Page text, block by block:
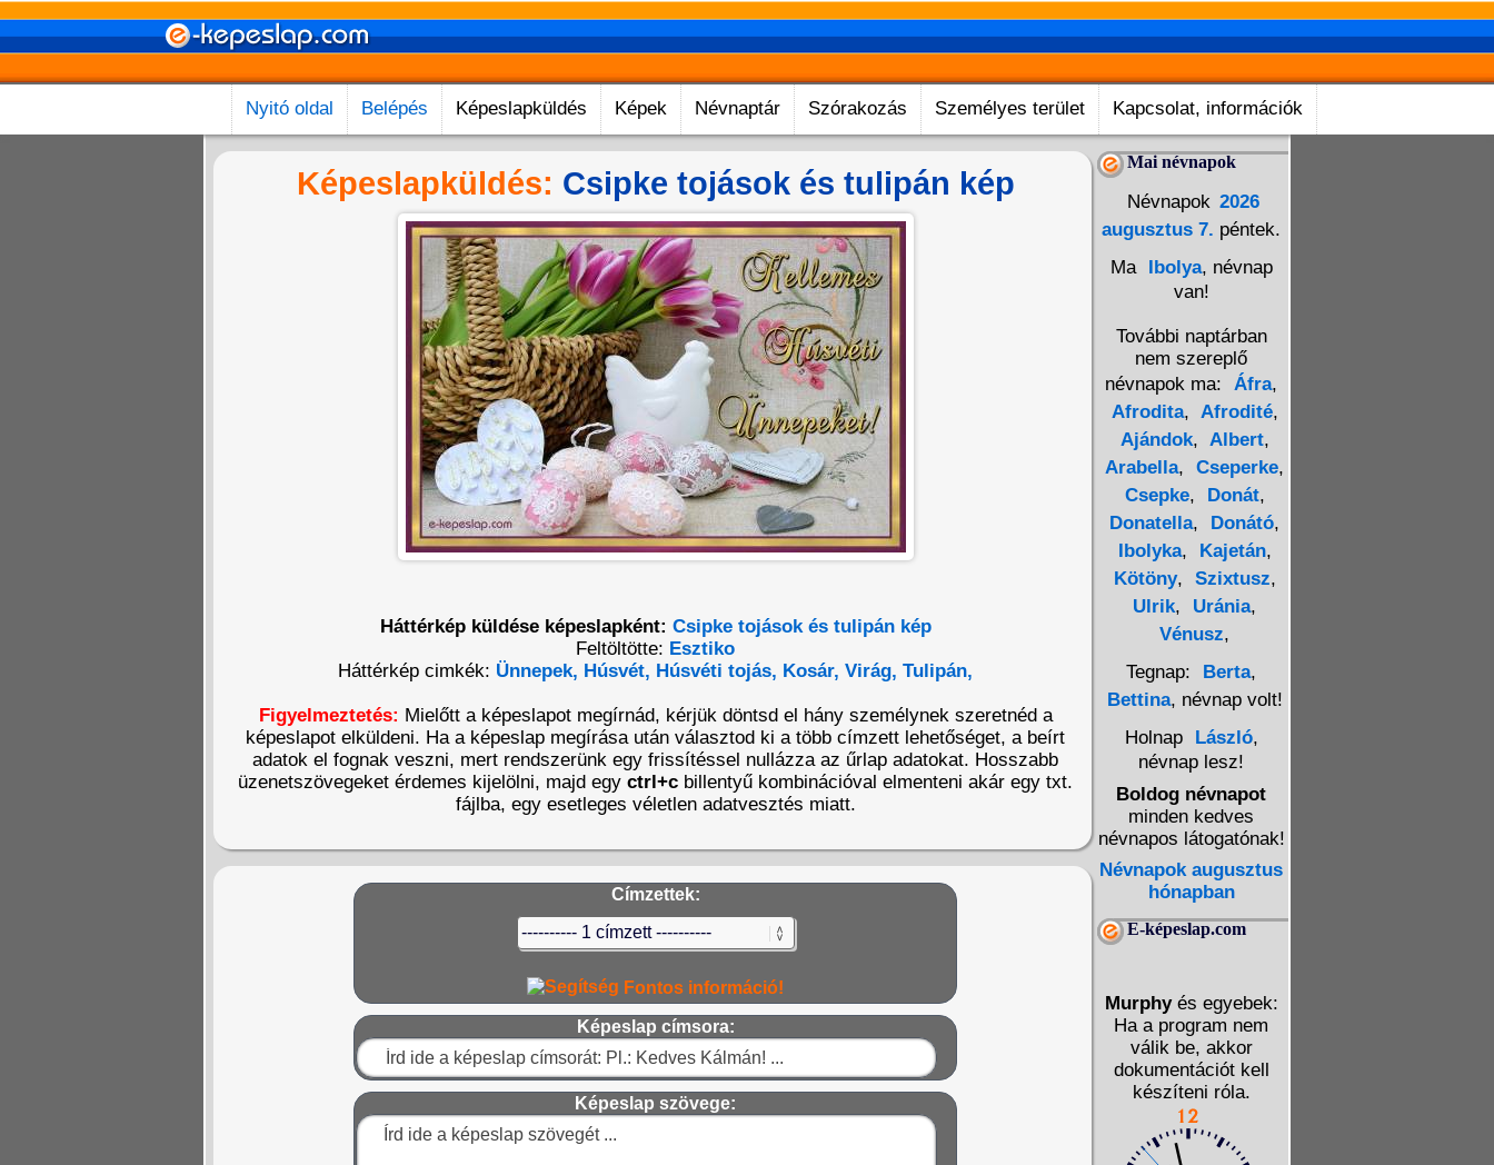
Nyitó oldal Belépés Képeslapküldés Képek Névnaptár Szórakozás Személyes terület Kapcsolat, információk
Képeslapküldés: Csipke tojások és tulipán kép
Háttérkép küldése képeslapként: Csipke tojások és tulipán kép
Feltöltötte: Esztiko
Háttérkép cimkék: Ünnepek, Húsvét, Húsvéti tojás, Kosár, Virág, Tulipán,
Figyelmeztetés: Mielőtt a képeslapot megírnád, kérjük döntsd el hány személynek szeretnéd a
képeslapot elküldeni. Ha a képeslap megírása után választod ki a több címzett lehetőséget, a beírt
adatok el fognak veszni, mert rendszerünk egy frissítéssel nullázza az űrlap adatokat. Hosszabb
üzenetszövegeket érdemes kijelölni, majd egy ctrl+c billentyű kombinációval elmenteni akár egy txt.
fájlba, egy esetleges véletlen adatvesztés miatt.
Címzettek:
Fontos információ!
Képeslap címsora:
Képeslap szövege:
Mai névnapok
Névnapok 2026
augusztus 7. péntek.
Ma
Ibolya, névnap
van!
További naptárban
nem szereplő
névnapok ma:
Áfra,
Afrodita, Afrodité,
Ajándok, Albert,
Arabella, Cseperke,
Csepke, Donát,
Donatella, Donátó,
Ibolyka, Kajetán,
Kötöny, Szixtusz,
Ulrik, Uránia,
Vénusz,
Tegnap:
Berta,
Bettina, névnap volt!
Holnap
László,
névnap lesz!
Boldog névnapot
minden kedves
névnapos látogatónak!
Névnapok augusztus
hónapban
E-képeslap.com
Murphyés egyebek:
Ha a program nem
válik be, akkor
dokumentációt kell
készíteni róla.